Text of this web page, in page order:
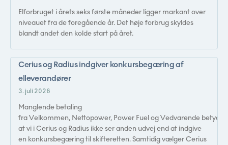
Elforbruget i årets seks første måneder ligger markant over
niveauet fra de foregående år. Det høje forbrug skyldes
blandt andet den kolde start på året.
Cerius og Radius indgiver konkursbegæring af
elleverandører
3. juli 2026
Manglende betaling
fra Velkommen, Nettopower, Power Fuel og Vedvarende betyder,
at vi i Cerius og Radius ikke ser anden udvej end at indgive
en konkursbegæring til skifteretten. Samtidig vælger Cerius